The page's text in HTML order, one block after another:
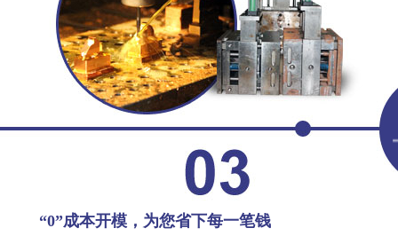
“0”成本开模，为您省下每一笔钱